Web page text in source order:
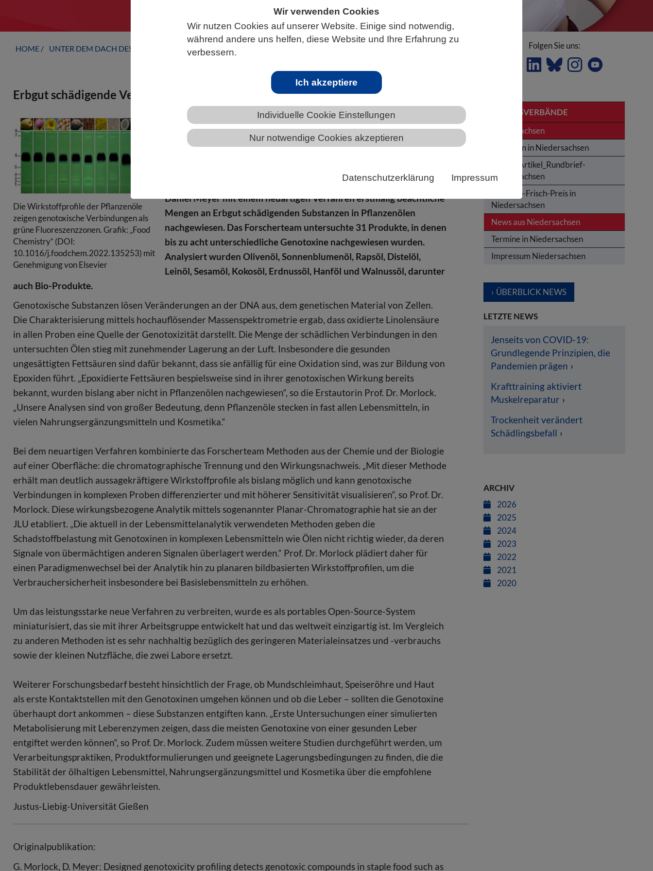
Wir verwenden Cookies
Wir nutzen Cookies auf unserer Website. Einige sind notwendig,
während andere uns helfen, diese Website und Ihre Erfahrung zu
verbessern.
Ich akzeptiere
Individuelle Cookie Einstellungen
Nur notwendige Cookies akzeptieren
Datenschutzerklärung Impressum
HOME UNTER DEM DACH DES VBIO LANDESVERBÄNDE
Erbgut schädigende Verbindungen in Pflanzenölen nachgewiesen
Die Wirkstoffprofile der Pflanzenöle
zeigen genotoxische Verbindungen als
grüne Fluoreszenzzonen. Grafik: „Food
Chemistry“ (DOI:
10.1016/j.foodchem.2022.135253) mit
Genehmigung von Elsevier
Pflanzenöle, die reich an ungesättigten Fettsäuren sind, werden für
eine gesunde Ernährung sehr empfohlen. Doch so gesund wie
Universität Gießen (JLU), hat zusammen mit dem Doktoranden
Daniel Meyer mit einem neuartigen Verfahren erstmalig beachtliche
Mengen an Erbgut schädigenden Substanzen in Pflanzenölen
nachgewiesen. Das Forscherteam untersuchte 31 Produkte, in denen
bis zu acht unterschiedliche Genotoxine nachgewiesen wurden.
Analysiert wurden Olivenöl, Sonnenblumenöl, Rapsöl, Distelöl,
Leinöl, Sesamöl, Kokosöl, Erdnussöl, Hanföl und Walnussöl, darunter
auch Bio-Produkte.
Genotoxische Substanzen lösen Veränderungen an der DNA aus, dem genetischen Material von Zellen.
Die Charakterisierung mittels hochauflösender Massenspektrometrie ergab, dass oxidierte Linolensäure
in allen Proben eine Quelle der Genotoxizität darstellt. Die Menge der schädlichen Verbindungen in den
untersuchten Ölen stieg mit zunehmender Lagerung an der Luft. Insbesondere die gesunden
ungesättigten Fettsäuren sind dafür bekannt, dass sie anfällig für eine Oxidation sind, was zur Bildung von
Epoxiden führt. „Epoxidierte Fettsäuren bespielsweise sind in ihrer genotoxischen Wirkung bereits
bekannt, wurden bislang aber nicht in Pflanzenölen nachgewiesen“, so die Erstautorin Prof. Dr. Morlock.
„Unsere Analysen sind von großer Bedeutung, denn Pflanzenöle stecken in fast allen Lebensmitteln, in
vielen Nahrungsergänzungsmitteln und Kosmetika.“
Bei dem neuartigen Verfahren kombinierte das Forscherteam Methoden aus der Chemie und der Biologie
auf einer Oberfläche: die chromatographische Trennung und den Wirkungsnachweis. „Mit dieser Methode
erhält man deutlich aussagekräftigere Wirkstoffprofile als bislang möglich und kann genotoxische
Verbindungen in komplexen Proben differenzierter und mit höherer Sensitivität visualisieren“, so Prof. Dr.
Morlock. Diese wirkungsbezogene Analytik mittels sogenannter Planar-Chromatographie hat sie an der
JLU etabliert. „Die aktuell in der Lebensmittelanalytik verwendeten Methoden geben die
Schadstoffbelastung mit Genotoxinen in komplexen Lebensmitteln wie Ölen nicht richtig wieder, da deren
Signale von übermächtigen anderen Signalen überlagert werden.“ Prof. Dr. Morlock plädiert daher für
einen Paradigmenwechsel bei der Analytik hin zu planaren bildbasierten Wirkstoffprofilen, um die
Verbrauchersicherheit insbesondere bei Basislebensmitteln zu erhöhen.
Um das leistungsstarke neue Verfahren zu verbreiten, wurde es als portables Open-Source-System
miniaturisiert, das sie mit ihrer Arbeitsgruppe entwickelt hat und das weltweit einzigartig ist. Im Vergleich
zu anderen Methoden ist es sehr nachhaltig bezüglich des geringeren Materialeinsatzes und -verbrauchs
sowie der kleinen Nutzfläche, die zwei Labore ersetzt.
Weiterer Forschungsbedarf besteht hinsichtlich der Frage, ob Mundschleimhaut, Speiseröhre und Haut
als erste Kontaktstellen mit den Genotoxinen umgehen können und ob die Leber – sollten die Genotoxine
überhaupt dort ankommen – diese Substanzen entgiften kann. „Erste Untersuchungen einer simulierten
Metabolisierung mit Leberenzymen zeigen, dass die meisten Genotoxine von einer gesunden Leber
entgiftet werden können“, so Prof. Dr. Morlock. Zudem müssen weitere Studien durchgeführt werden, um
Verarbeitungspraktiken, Produktformulierungen und geeignete Lagerungsbedingungen zu finden, die die
Stabilität der ölhaltigen Lebensmittel, Nahrungsergänzungsmittel und Kosmetika über die empfohlene
Produktlebensdauer gewährleisten.
Justus-Liebig-Universität Gießen
Originalpublikation:
G. Morlock, D. Meyer: Designed genotoxicity profiling detects genotoxic compounds in staple food such as
Folgen Sie uns:
LANDESVERBÄNDE
Niedersachsen
Studieren in Niedersachsen
Archiv_Artikel_Rundbrief-
Niedersachsen
Karl-von-Frisch-Preis in
Niedersachsen
News aus Niedersachsen
Termine in Niedersachsen
Impressum Niedersachsen
ÜBERBLICK NEWS
LETZTE NEWS
Jenseits von COVID-19:
Grundlegende Prinzipien, die
Pandemien prägen
Krafttraining aktiviert
Muskelreparatur
Trockenheit verändert
Schädlingsbefall
ARCHIV
2026
2025
2024
2023
2022
2021
2020